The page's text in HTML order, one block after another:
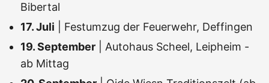
Bibertal
17. Juli | Festumzug der Feuerwehr, Deffingen
19. September | Autohaus Scheel, Leipheim -
ab Mittag